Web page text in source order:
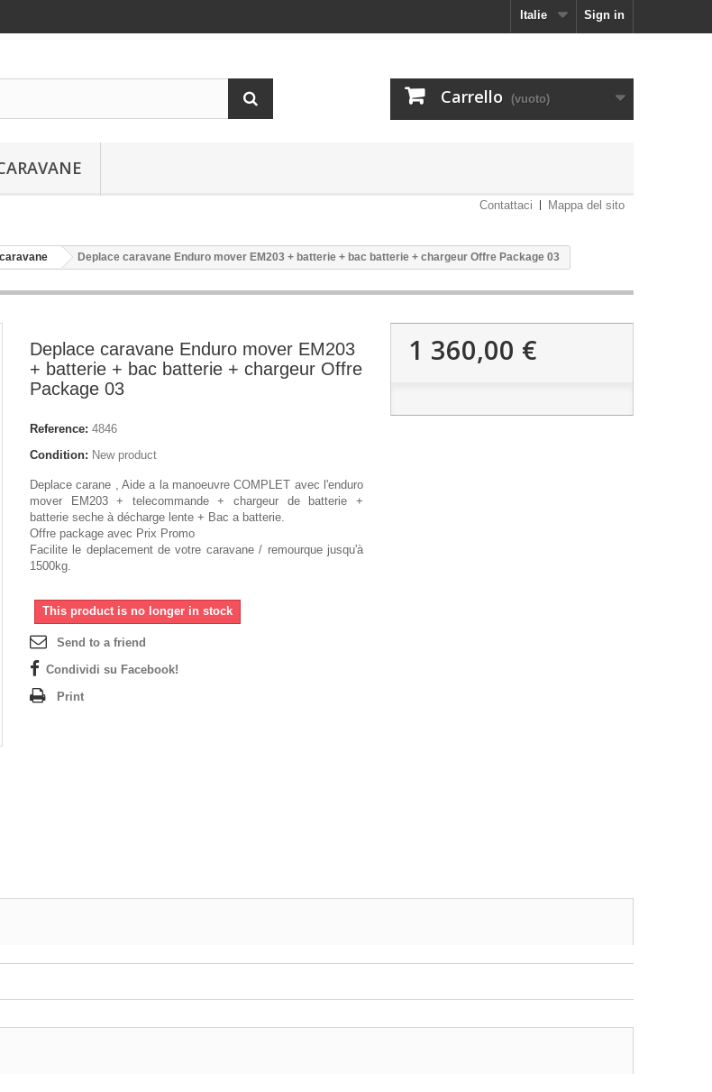
Sign in
Italie
Carrello (vuoto)
Contattaci Mappa del sito
Deplace caravane Enduro mover EM203 + batterie + bac batterie + chargeur Offre Package 03
Deplace caravane Enduro mover EM203
+ batterie + bac batterie + chargeur Offre
Package 03
Reference: 4846
Condition: New product
Deplace carane , Aide a la manoeuvre COMPLET avec l'enduro
mover EM203 + telecommande + chargeur de batterie +
batterie seche à décharge lente + Bac a batterie.
Offre package avec Prix Promo
Facilite le deplacement de votre caravane / remourque jusqu'à
1500kg.
This product is no longer in stock
Send to a friend
Condividi su Facebook!
Print
1 360,00 €